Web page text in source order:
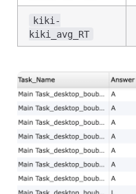
kiki-
kiki_avg_RT